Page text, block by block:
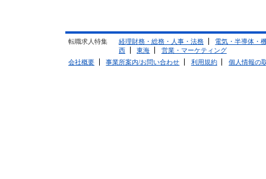
転職求人特集 経理財務・総務・人事・法務
電気・半導体・
西
東海
営業・マーケティング
会社概要
事業所案内/お問い合わせ 利用規約 個人情報の